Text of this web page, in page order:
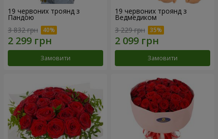
19 червоних троянд з
Пандою
3 832 грн
Замовити
19 червоних троянд з
Ведмедиком
3 229 грн
Замовити